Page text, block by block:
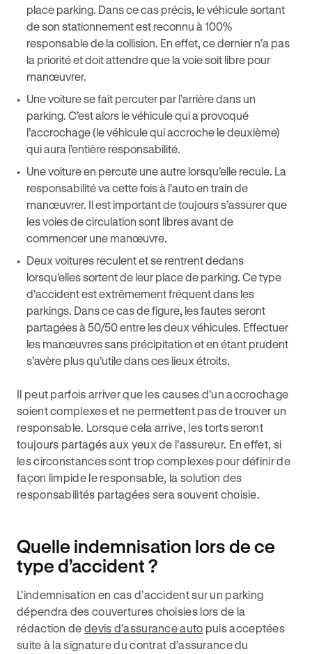
place parking. Dans ce cas précis, le véhicule sortant
de son stationnement est reconnu à 100%
responsable de la collision. En effet, ce dernier n’a pas
la priorité et doit attendre que la voie soit libre pour
manœuvrer.
Une voiture se fait percuter par l’arrière dans un
parking. C’est alors le véhicule qui a provoqué
l’accrochage (le véhicule qui accroche le deuxième)
qui aura l’entière responsabilité.
Une voiture en percute une autre lorsqu’elle recule. La
responsabilité va cette fois à l’auto en train de
manœuvrer. Il est important de toujours s’assurer que
les voies de circulation sont libres avant de
commencer une manœuvre.
Deux voitures reculent et se rentrent dedans
lorsqu’elles sortent de leur place de parking. Ce type
d'accident est extrêmement fréquent dans les
parkings. Dans ce cas de figure, les fautes seront
partagées à 50/50 entre les deux véhicules. Effectuer
les manœuvres sans précipitation et en étant prudent
s’avère plus qu’utile dans ces lieux étroits.
Il peut parfois arriver que les causes d’un accrochage
soient complexes et ne permettent pas de trouver un
responsable. Lorsque cela arrive, les torts seront
toujours partagés aux yeux de l’assureur. En effet, si
les circonstances sont trop complexes pour définir de
façon limpide le responsable, la solution des
responsabilités partagées sera souvent choisie.
Quelle indemnisation lors de ce
type d’accident ?
L'indemnisation en cas d’accident sur un parking
dépendra des couvertures choisies lors de la
rédaction de devis d'assurance auto puis acceptées
suite à la signature du contrat d’assurance du